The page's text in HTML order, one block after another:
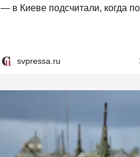
— в Киеве подсчитали, когда
svpressa.ru